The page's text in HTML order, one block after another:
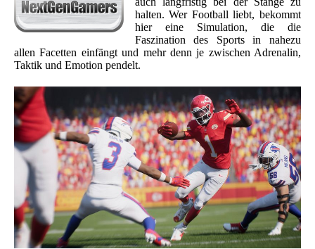
halten. Wer Football liebt, bekommt
hier eine Simulation, die die
Faszination des Sports in nahezu
allen Facetten einfängt und mehr denn je zwischen Adrenalin,
Taktik und Emotion pendelt.